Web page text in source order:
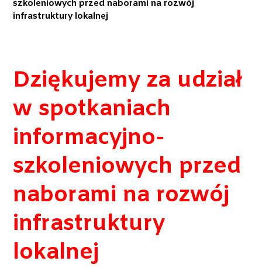
szkoleniowych przed naborami na rozwój
infrastruktury lokalnej
Dziękujemy za udział
w spotkaniach
informacyjno-
szkoleniowych przed
naborami na rozwój
infrastruktury
lokalnej